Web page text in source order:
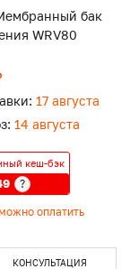
бак
WRV80
17 августа
14 августа
кеш-бэк
?
оплатить
КОНСУЛЬТАЦИЯ